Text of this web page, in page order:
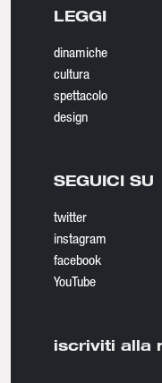
LEGGI
dinamiche
cultura
spettacolo
design
SEGUICI SU
twitter
instagram
facebook
YouTube
iscriviti alla